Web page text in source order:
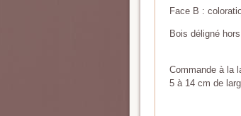
Face B :
Bois déligné hors
Commande à la
5 à 14 cm de